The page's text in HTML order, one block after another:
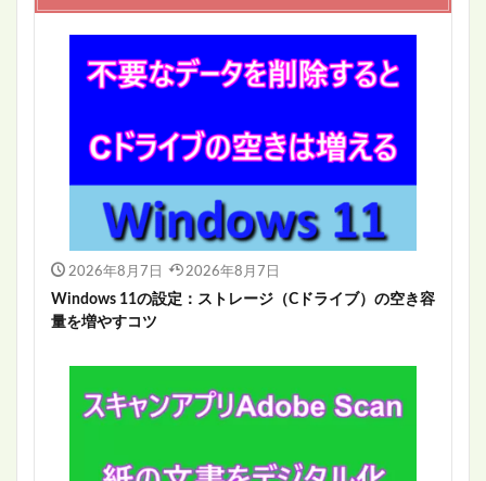
2026年8月7日 2026年8月7日
Windows 11の設定：ストレージ（Cドライブ）の空き容
量を増やすコツ